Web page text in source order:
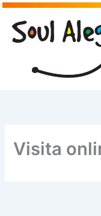
Ir
para
Visita